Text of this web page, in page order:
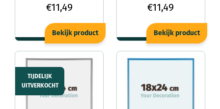
Aluminium - Kent
€11,49
Bekijk product
Kent
€11,49
Bekijk product
TIJDELIJK
UITVERKOCHT